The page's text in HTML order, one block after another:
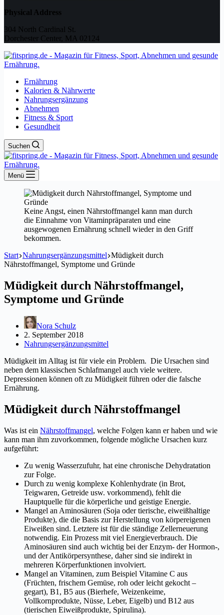
Physical Address
304 North Cardinal St.
Dorchester Center, MA 02124
Ernährung
Kalorien & Nährwerte
Nahrungsergänzung
Abnehmen
Fitness & Sport
Gesundheit
Suchen
Menü
Keine Angst, einen Nährstoffmangel kann man durch
die Einnahme von Vitaminpräparaten und eine
ausgewogenen Ernährung schnell wieder in den Griff
bekommen.
Start Nahrungsergänzungsmittel Müdigkeit durch
Nährstoffmangel, Symptome und Gründe
Müdigkeit durch Nährstoffmangel,
Symptome und Gründe
Nora Schulz
2. September 2018
Nahrungsergänzungsmittel
Müdigkeit im Alltag ist für viele ein Problem. Die Ursachen sind
neben dem klassischen Schlafmangel auch viele weitere.
Depressionen können oft zu Müdigkeit führen oder die falsche
Ernährung.
Müdigkeit durch Nährstoffmangel
Was ist ein Nährstoffmangel, welche Folgen kann er haben und wie
kann man ihm zuvorkommen, folgende mögliche Ursachen kurz
aufgeführt:
Zu wenig Wasserzufuhr, hat eine chronische Dehydratation
zur Folge.
Durch zu wenig komplexe Kohlenhydrate (in Brot,
Teigwaren, Getreide usw. vorkommend), fehlt die
Hauptquelle für die körperliche und geistige Energie.
Mangel an Aminosäuren (Soja oder tierische, eiweißhaltige
Produkte), die die Basis zur Herstellung von körpereigenen
Eiweißen sind. Letztere ist für die ständige Zellerneuerung
notwendig. Ein Prozess mit viel Energieverbrauch. Die
Aminosäuren sind auch wichtig bei der Enzym- der Hormon-,
und der Antikörpersynthese, daher sind sie indirekt in
mehreren Körperfunktionen involviert.
Mangel an Vitaminen, zum Beispiel Vitamine C aus
(Früchten, frischem Gemüse, roh oder leicht gekocht –
gegart), B1, B5 aus (Bierhefe, Weizenkeime,
Vollkornprodukte, Nüsse, Leber, Eigelb) und B12 aus
(tierischen Eiweißprodukte, Spirulina).